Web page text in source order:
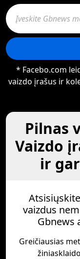
* Facebo.com
vaizdo įrašus ir
Pilnas
Vaizdo
ir
vaizdus
Gbnews
Greičiausias